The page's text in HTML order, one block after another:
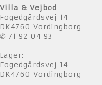
Villa & Vejbod
Fogedgårdsvej 14
DK4760 Vordingborg
✆ 71 92 04 93
Lager:
Fogedgårdsvej 14
DK4760 Vordingborg